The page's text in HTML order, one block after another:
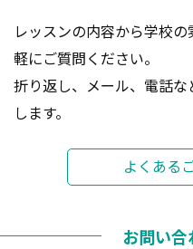
レッスンの内容から学校
軽にご質問ください。
折り返し、メール、電話
します。
よくある
お問い合